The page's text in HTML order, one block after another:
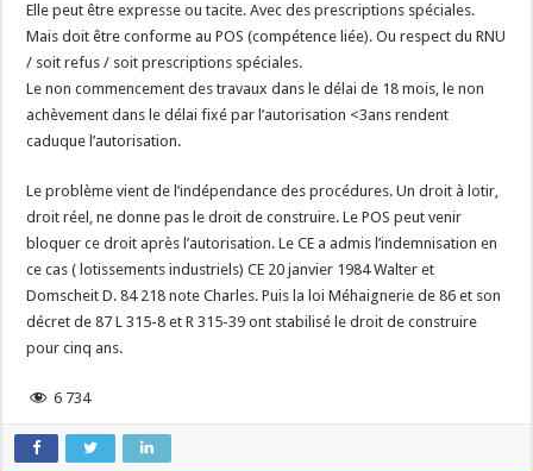
Elle peut être expresse ou tacite. Avec des prescriptions spéciales.
Mais doit être conforme au POS (compétence liée). Ou respect du RNU
/ soit refus / soit prescriptions spéciales.
Le non commencement des travaux dans le délai de 18 mois, le non
achèvement dans le délai fixé par l’autorisation <3ans rendent
caduque l’autorisation.
Le problème vient de l’indépendance des procédures. Un droit à lotir,
droit réel, ne donne pas le droit de construire. Le POS peut venir
bloquer ce droit après l’autorisation. Le CE a admis l’indemnisation en
ce cas ( lotissements industriels) CE 20 janvier 1984 Walter et
Domscheit D. 84 218 note Charles. Puis la loi Méhaignerie de 86 et son
décret de 87 L 315-8 et R 315-39 ont stabilisé le droit de construire
pour cinq ans.
6 734